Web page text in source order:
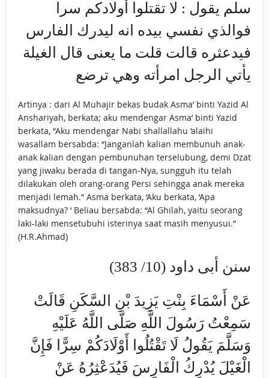
سلم يقول : لا تقتلوا أولادكم سرا
فوالذي نفسي بيده انه ليدرك الفارس
فيدعثره قالت قلت ما يعنى قال الغيلة
يأتي الرجل امرأته وهي ترضع
Artinya : dari Al Muhajir bekas budak Asma’ binti Yazid Al
Anshariyah, berkata; aku mendengar Asma’ binti Yazid
berkata, “Aku mendengar Nabi shallallahu ‘alaihi
wasallam bersabda: “Janganlah kalian membunuh anak-
anak kalian dengan pembunuhan terselubung, demi Dzat
yang jiwaku berada di tangan-Nya, sungguh itu telah
dilakukan oleh orang-orang Persi sehingga anak mereka
menjadi lemah.” Asma berkata, ‘Aku berkata, ‘Apa
maksudnya? ‘ Beliau bersabda: “Al Ghilah, yaitu seorang
laki-laki mensetubuhi isterinya saat masih menyusui.”
(H.R.Ahmad)
سنن أبى داود (10/ 383)
عَنْ أَسْمَاءَ بِنْتِ يَزِيدَ بْنِ السَّكَنِ قَالَتْ
سَمِعْتُ رَسُولَ اللَّهِ صَلَّى اللَّهُ عَلَيْهِ
وَسَلَّمَ يَقُولُ لَا تَقْتُلُوا أَوْلَادَكُمْ سِرًّا فَإِنَّ
الْغَيْلَ يُدْرِكُ الْفَارِسَ فَيُدَعْثِرُهُ عَنْ